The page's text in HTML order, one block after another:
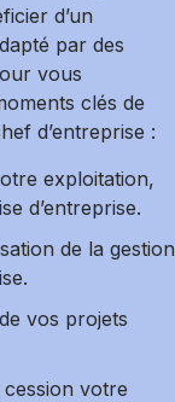
d’un
par des
vous
clés de
d’entreprise :
exploitation,
d’entreprise.
de la gestion
vos projets
votre